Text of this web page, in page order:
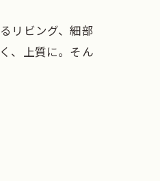
リビング、細部
、上質に。そん